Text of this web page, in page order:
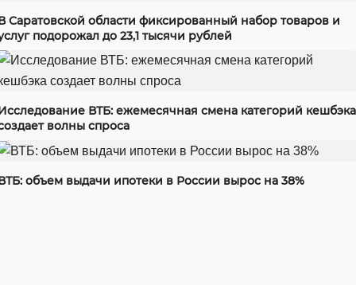
Саратовской области фиксированный набор товаров и
подорожал до 23,1 тысячи рублей
ВТБ: ежемесячная смена категорий кешбэка
волны спроса
объем выдачи ипотеки в России вырос на 38%